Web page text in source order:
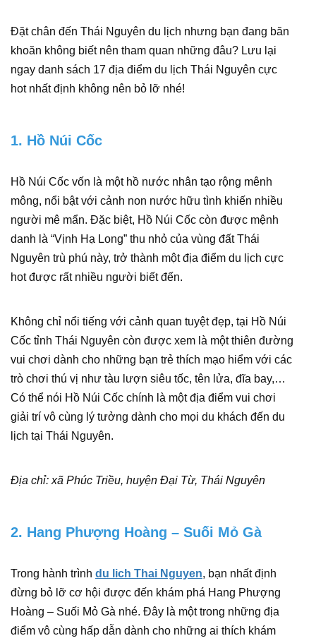
Đặt chân đến Thái Nguyên du lịch nhưng bạn đang băn
khoăn không biết nên tham quan những đâu? Lưu lại
ngay danh sách 17 địa điểm du lịch Thái Nguyên cực
hot nhất định không nên bỏ lỡ nhé!
1. Hồ Núi Cốc
Hồ Núi Cốc vốn là một hồ nước nhân tạo rộng mênh
mông, nổi bật với cảnh non nước hữu tình khiến nhiều
người mê mẩn. Đặc biệt, Hồ Núi Cốc còn được mệnh
danh là “Vịnh Hạ Long” thu nhỏ của vùng đất Thái
Nguyên trù phú này, trở thành một địa điểm du lịch cực
hot được rất nhiều người biết đến.
Không chỉ nổi tiếng với cảnh quan tuyệt đẹp, tại Hồ Núi
Cốc tỉnh Thái Nguyên còn được xem là một thiên đường
vui chơi dành cho những bạn trẻ thích mạo hiểm với các
trò chơi thú vị như tàu lượn siêu tốc, tên lửa, đĩa bay,…
Có thể nói Hồ Núi Cốc chính là một địa điểm vui chơi
giải trí vô cùng lý tưởng dành cho mọi du khách đến du
lịch tại Thái Nguyên.
Địa chỉ: xã Phúc Triều, huyện Đại Từ, Thái Nguyên
2. Hang Phượng Hoàng – Suối Mỏ Gà
Trong hành trình du lich Thai Nguyen, bạn nhất định
đừng bỏ lỡ cơ hội được đến khám phá Hang Phượng
Hoàng – Suối Mỏ Gà nhé. Đây là một trong những địa
điểm vô cùng hấp dẫn dành cho những ai thích khám